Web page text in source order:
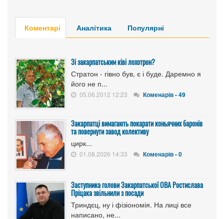
Коментарі Аналітика Популярні
Зі закарпатським ківі лохотрон?
Стратон - гівно був, є і буде. Даремно я
його не п...
05.06.2012 12:23 Коменарів - 49
Закарпатці вимагають покарати коньячних баронів
та повернути завод колективу
цирк...
01.08.2026 14:33 Коменарів - 0
Заступника голови Закарпатської ОВА Ростислава
Пріцака звільнили з посади
Триндєц, ну і фізіономія. На лиці все
написано, не...